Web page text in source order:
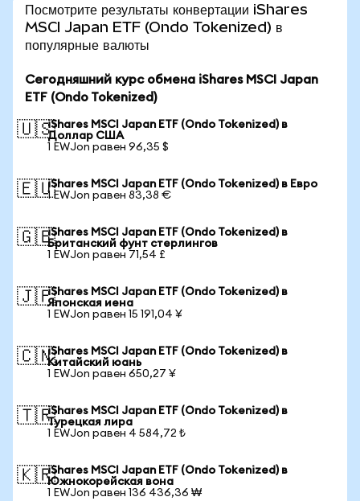
Посмотрите результаты конвертации iShares
MSCI Japan ETF (Ondo Tokenized) в
популярные валюты
Сегодняшний курс обмена iShares MSCI Japan
ETF (Ondo Tokenized)
🇺🇸iShares MSCI Japan ETF (Ondo Tokenized) в
Доллар США
1 EWJon равен 96,35 $
🇪🇺iShares MSCI Japan ETF (Ondo Tokenized) в Евро
1 EWJon равен 83,38 €
🇬🇧iShares MSCI Japan ETF (Ondo Tokenized) в
Британский фунт стерлингов
1 EWJon равен 71,54 £
🇯🇵iShares MSCI Japan ETF (Ondo Tokenized) в
Японская иена
1 EWJon равен 15 191,04 ¥
🇨🇳iShares MSCI Japan ETF (Ondo Tokenized) в
Китайский юань
1 EWJon равен 650,27 ¥
🇹🇷iShares MSCI Japan ETF (Ondo Tokenized) в
Турецкая лира
1 EWJon равен 4 584,72 ₺
🇰🇷iShares MSCI Japan ETF (Ondo Tokenized) в
Южнокорейская вона
1 EWJon равен 136 436,36 ₩